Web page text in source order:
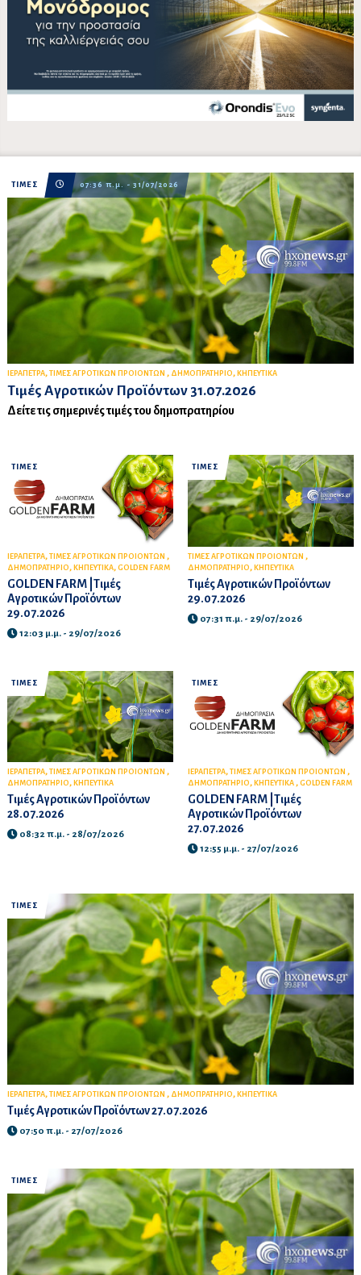
ΤΙΜΕΣ 07:36 π.μ. - 31/07/2026
ΙΕΡΑΠΕΤΡΑ, ΤΙΜΕΣ ΑΓΡΟΤΙΚΩΝ ΠΡΟΙΟΝΤΩΝ , ΔΗΜΟΠΡΑΤΗΡΙΟ, ΚΗΠΕΥΤΙΚΑ
Τιμές Αγροτικών Προϊόντων 31.07.2026
Δείτε τις σημερινές τιμές του δημοπρατηρίου
ΤΙΜΕΣ
ΙΕΡΑΠΕΤΡΑ, ΤΙΜΕΣ ΑΓΡΟΤΙΚΩΝ ΠΡΟΙΟΝΤΩΝ ,
ΔΗΜΟΠΡΑΤΗΡΙΟ, ΚΗΠΕΥΤΙΚΑ, GOLDEN FARM
GOLDEN FARM |Τιμές
Αγροτικών Προϊόντων
29.07.2026
12:03 μ.μ. - 29/07/2026
ΤΙΜΕΣ
ΤΙΜΕΣ ΑΓΡΟΤΙΚΩΝ ΠΡΟΙΟΝΤΩΝ ,
ΔΗΜΟΠΡΑΤΗΡΙΟ, ΚΗΠΕΥΤΙΚΑ
Τιμές Αγροτικών Προϊόντων
29.07.2026
07:31 π.μ. - 29/07/2026
ΤΙΜΕΣ
ΙΕΡΑΠΕΤΡΑ, ΤΙΜΕΣ ΑΓΡΟΤΙΚΩΝ ΠΡΟΙΟΝΤΩΝ ,
ΔΗΜΟΠΡΑΤΗΡΙΟ, ΚΗΠΕΥΤΙΚΑ
Τιμές Αγροτικών Προϊόντων
28.07.2026
08:32 π.μ. - 28/07/2026
ΤΙΜΕΣ
ΙΕΡΑΠΕΤΡΑ, ΤΙΜΕΣ ΑΓΡΟΤΙΚΩΝ ΠΡΟΙΟΝΤΩΝ ,
ΔΗΜΟΠΡΑΤΗΡΙΟ, ΚΗΠΕΥΤΙΚΑ , GOLDEN FARM
GOLDEN FARM |Τιμές
Αγροτικών Προϊόντων
27.07.2026
12:55 μ.μ. - 27/07/2026
ΤΙΜΕΣ
ΙΕΡΑΠΕΤΡΑ, ΤΙΜΕΣ ΑΓΡΟΤΙΚΩΝ ΠΡΟΙΟΝΤΩΝ , ΔΗΜΟΠΡΑΤΗΡΙΟ, ΚΗΠΕΥΤΙΚΑ
Τιμές Αγροτικών Προϊόντων 27.07.2026
07:50 π.μ. - 27/07/2026
ΤΙΜΕΣ